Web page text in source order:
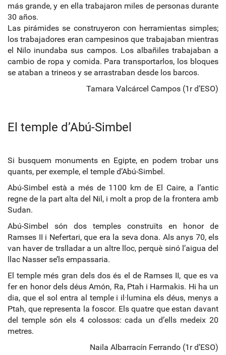
más grande, y en ella trabajaron miles de personas durante
30 años.
Las pirámides se construyeron con herramientas simples;
los trabajadores eran campesinos que trabajaban mientras
el Nilo inundaba sus campos. Los albañiles trabajaban a
cambio de ropa y comida. Para transportarlos, los bloques
se ataban a trineos y se arrastraban desde los barcos.
Tamara Valcárcel Campos (1r d’ESO)
El temple d’Abú-Simbel
Si busquem monuments en Egipte, en podem trobar uns
quants, per exemple, el temple d’Abú-Simbel.
Abú-Simbel està a més de 1100 km de El Caire, a l’antic
regne de la part alta del Nil, i molt a prop de la frontera amb
Sudan.
Abú-Simbel són dos temples construïts en honor de
Ramses II i Nefertari, que era la seva dona. Als anys 70, els
van haver de trslladar a un altre lloc, perquè sinó l’aigua del
llac Nasser se’ls empassaria.
El temple més gran dels dos és el de Ramses II, que es va
fer en honor dels déus Amón, Ra, Ptah i Harmakis. Hi ha un
dia, que el sol entra al temple i il·lumina els déus, menys a
Ptah, que representa la foscor. Els quatre que estan davant
del temple són els 4 colossos: cada un d’ells medeix 20
metres.
Naila Albarracín Ferrando (1r d’ESO)